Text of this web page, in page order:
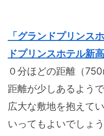
「グランドプリンス
ドプリンスホテル新高
０分ほどの距離（
距離が少しあるよう
広大な敷地を抱えて
いってもよいでしょう